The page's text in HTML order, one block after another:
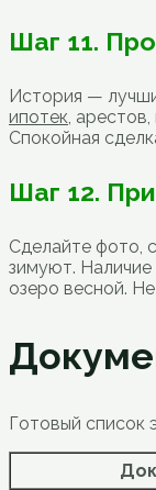
Шаг 11.
История —
ипотек,
Спокойная
Шаг 12.
Сделайте фото,
зимуют. Наличие
озеро весной.
Готовый список